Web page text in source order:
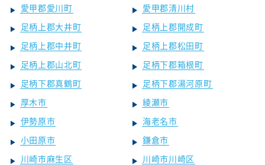
愛甲郡愛川町
愛甲郡清川村
足柄上郡大井町
足柄上郡開成町
足柄上郡中井町
足柄上郡松田町
足柄上郡山北町
足柄下郡箱根町
足柄下郡真鶴町
足柄下郡湯河原町
厚木市
綾瀬市
伊勢原市
海老名市
小田原市
鎌倉市
川崎市麻生区
川崎市川崎区